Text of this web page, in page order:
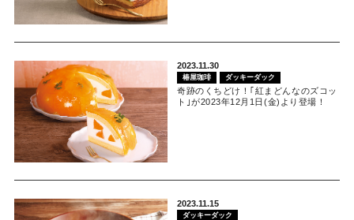
2023.11.30
椿屋珈琲 ダッキーダック
奇跡のくちどけ！｢紅まどんなのズコッ
ト｣が2023年12月1日(金)より登場！
2023.11.15
ダッキーダック